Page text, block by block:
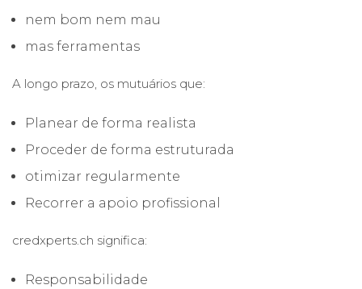
nem bom nem mau
mas ferramentas
A longo prazo, os mutuários que:
Planear de forma realista
Proceder de forma estruturada
otimizar regularmente
Recorrer a apoio profissional
credxperts.ch significa:
Responsabilidade